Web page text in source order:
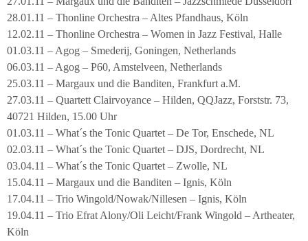
28.01.11 – Thonline Orchestra – Altes Pfandhaus, Köln
12.02.11 – Thonline Orchestra – Women in Jazz Festival, Halle
01.03.11 – Agog – Smederij, Goningen, Netherlands
06.03.11 – Agog – P60, Amstelveen, Netherlands
25.03.11 – Margaux und die Banditen, Frankfurt a.M.
27.03.11 – Quartett Clairvoyance – Hilden, QQJazz, Forststr. 73,
40721 Hilden, 15.00 Uhr
01.03.11 – What´s the Tonic Quartet – De Tor, Enschede, NL
02.03.11 – What´s the Tonic Quartet – DJS, Dordrecht, NL
03.04.11 – What´s the Tonic Quartet – Zwolle, NL
15.04.11 – Margaux und die Banditen – Ignis, Köln
17.04.11 – Trio Wingold/Nowak/Nillesen – Ignis, Köln
19.04.11 – Trio Efrat Alony/Oli Leicht/Frank Wingold – Artheater,
Köln